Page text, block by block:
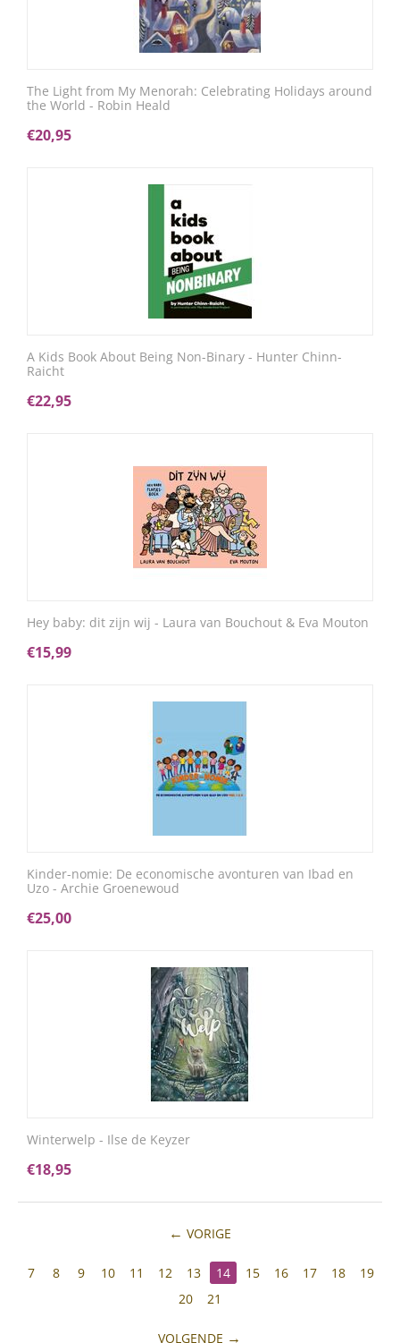
The Light from My Menorah: Celebrating Holidays around
the World - Robin Heald
€20,95
A Kids Book About Being Non-Binary - Hunter Chinn-
Raicht
€22,95
Hey baby: dit zijn wij - Laura van Bouchout & Eva Mouton
€15,99
Kinder-nomie: De economische avonturen van Ibad en
Uzo - Archie Groenewoud
€25,00
Winterwelp - Ilse de Keyzer
€18,95
VORIGE
7 8 9 10 11 12 13 14 15 16 17 18
19
20
21
VOLGENDE